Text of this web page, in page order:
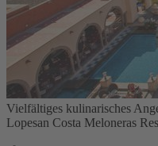
Vielfältiges kulinarisches
Lopesan Costa Meloneras